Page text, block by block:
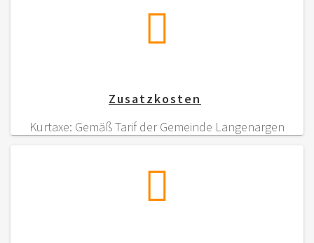
Zusatzkosten
Kurtaxe: Gemäß Tarif der Gemeinde Langenargen